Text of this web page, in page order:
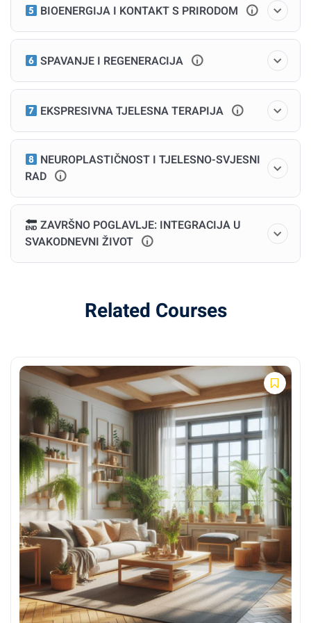
Pokret kao emocionalna i energetska terapija
Modul 3: Disanje i regulacija
živčanog sustava
Wim Hof, pranayama, Buteyko
Autonomna kontrola kroz dah
Modul 4: Post i svjesna prehrana
Biološki reset: post, detoks i mindful eating
Kako hrana utječe na tvoju emocionalnu stabilnost
TRE®, Feldenkrais, body scan
Modul 6: Bioenergija i kontakt s
prirodom
Grounding, sun exposure, hladna voda
Cirkadijalni ritam i energetska obnova
Modul 7: Spavanje i regeneracija
Higijena sna, yoga nidra, relaksacija
Kako obnoviti tijelo i psihu noću
BIOENERGIJA I KONTAKT S PRIRODOM
SPAVANJE I REGENERACIJA
EKSPRESIVNA TJELESNA TERAPIJA
NEUROPLASTIČNOST I TJELESNO-SVJESNI
RAD
ZAVRŠNO POGLAVLJE: INTEGRACIJA U
SVAKODNEVNI ŽIVOT
Related Courses